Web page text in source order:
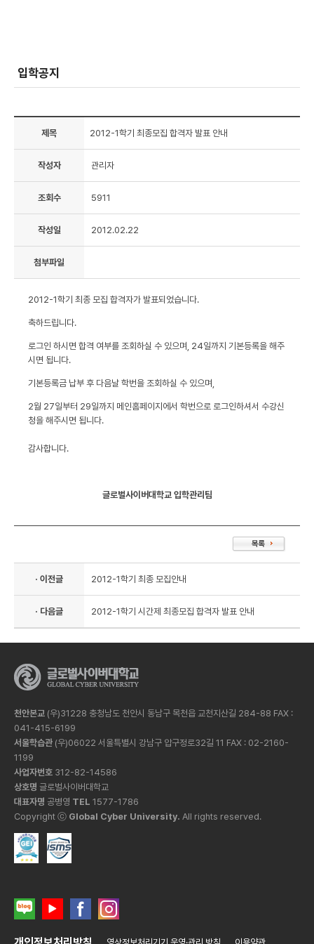
입학공지
제목 2012-1학기 최종모집 합격자 발표 안내
작성자 관리자
조회수 5911
작성일 2012.02.22
첨부파일
2012-1학기 최종 모집 합격자가 발표되었습니다.
축하드립니다.
로그인 하시면 합격 여부를 조회하실 수 있으며, 24일까지 기본등록을 해주
시면 됩니다.
기본등록금 납부 후 다음날 학번을 조회하실 수 있으며,
2월 27일부터 29일까지 메인홈페이지에서 학번으로 로그인하셔서 수강신
청을 해주시면 됩니다.
감사합니다.
글로벌사이버대학교 입학관리팀
· 이전글 2012-1학기 최종 모집안내
· 다음글 2012-1학기 시간제 최종모집 합격자 발표 안내
천안본교 (우)31228 충청남도 천안시 동남구 목천읍 교천지산길 284-88 FAX :
041-415-6199
서울학습관 (우)06022 서울특별시 강남구 압구정로32길 11 FAX : 02-2160-
1199
사업자번호 312-82-14586
상호명 글로벌사이버대학교
대표자명 공병영 TEL 1577-1786
Copyright ⓒ Global Cyber University. All rights reserved.